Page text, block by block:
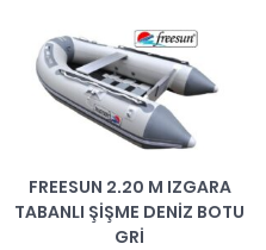
FREESUN 2.20 M IZGARA
TABANLI ŞIŞME DENIZ BOTU
GRI